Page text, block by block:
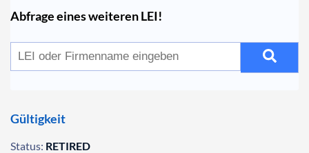
Abfrage eines weiteren LEI!
Gültigkeit
Status: RETIRED